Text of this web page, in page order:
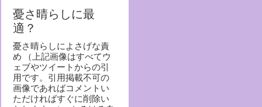
憂さ晴らしに最
適？
憂さ晴らしによさげな責
め （上記画像はすべてウ
ェブやツイートからの引
用です。引用掲載不可の
画像であればコメントい
ただければすぐに削除い